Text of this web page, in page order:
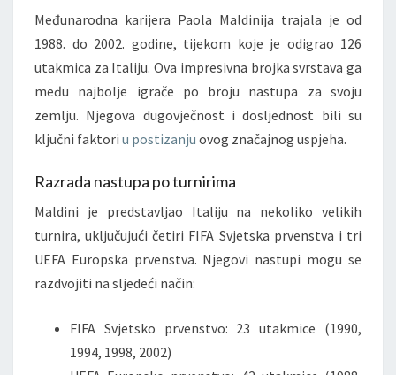
Međunarodna karijera Paola Maldinija trajala je od
1988. do 2002. godine, tijekom koje je odigrao 126
utakmica za Italiju. Ova impresivna brojka svrstava ga
među najbolje igrače po broju nastupa za svoju
zemlju. Njegova dugovječnost i dosljednost bili su
ključni faktori u postizanju ovog značajnog uspjeha.
Razrada nastupa po turnirima
Maldini je predstavljao Italiju na nekoliko velikih
turnira, uključujući četiri FIFA Svjetska prvenstva i tri
UEFA Europska prvenstva. Njegovi nastupi mogu se
razdvojiti na sljedeći način:
FIFA Svjetsko prvenstvo: 23 utakmice (1990,
1994, 1998, 2002)